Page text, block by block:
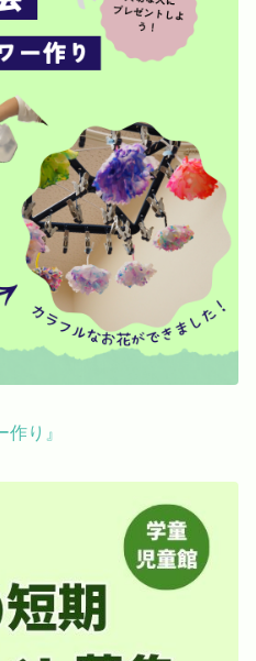
採用情報
利用者の声
ーポリシー
り』